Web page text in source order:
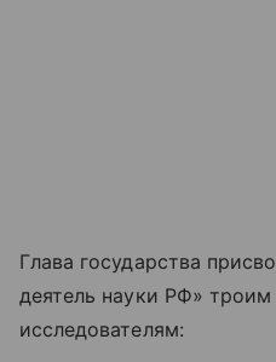
Глава государства
деятель науки РФ»
исследователям: